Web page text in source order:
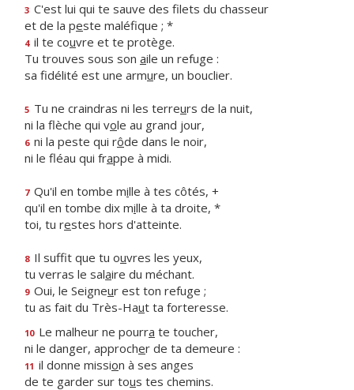
3 C'est lui qui te sauve des filets du chasseur
et de la peste maléfique ; *
4 il te couvre et te protège.
Tu trouves sous son aile un refuge :
sa fidélité est une armure, un bouclier.
5 Tu ne craindras ni les terreurs de la nuit,
ni la flèche qui vole au grand jour,
6 ni la peste qui rôde dans le noir,
ni le fléau qui frappe à midi.
7 Qu'il en tombe mille à tes côtés, +
qu'il en tombe dix mille à ta droite, *
toi, tu restes hors d'atteinte.
8 Il suffit que tu ouvres les yeux,
tu verras le salaire du méchant.
9 Oui, le Seigneur est ton refuge ;
tu as fait du Très-Haut ta forteresse.
10 Le malheur ne pourra te toucher,
ni le danger, approcher de ta demeure :
11 il donne mission à ses anges
de te garder sur tous tes chemins.